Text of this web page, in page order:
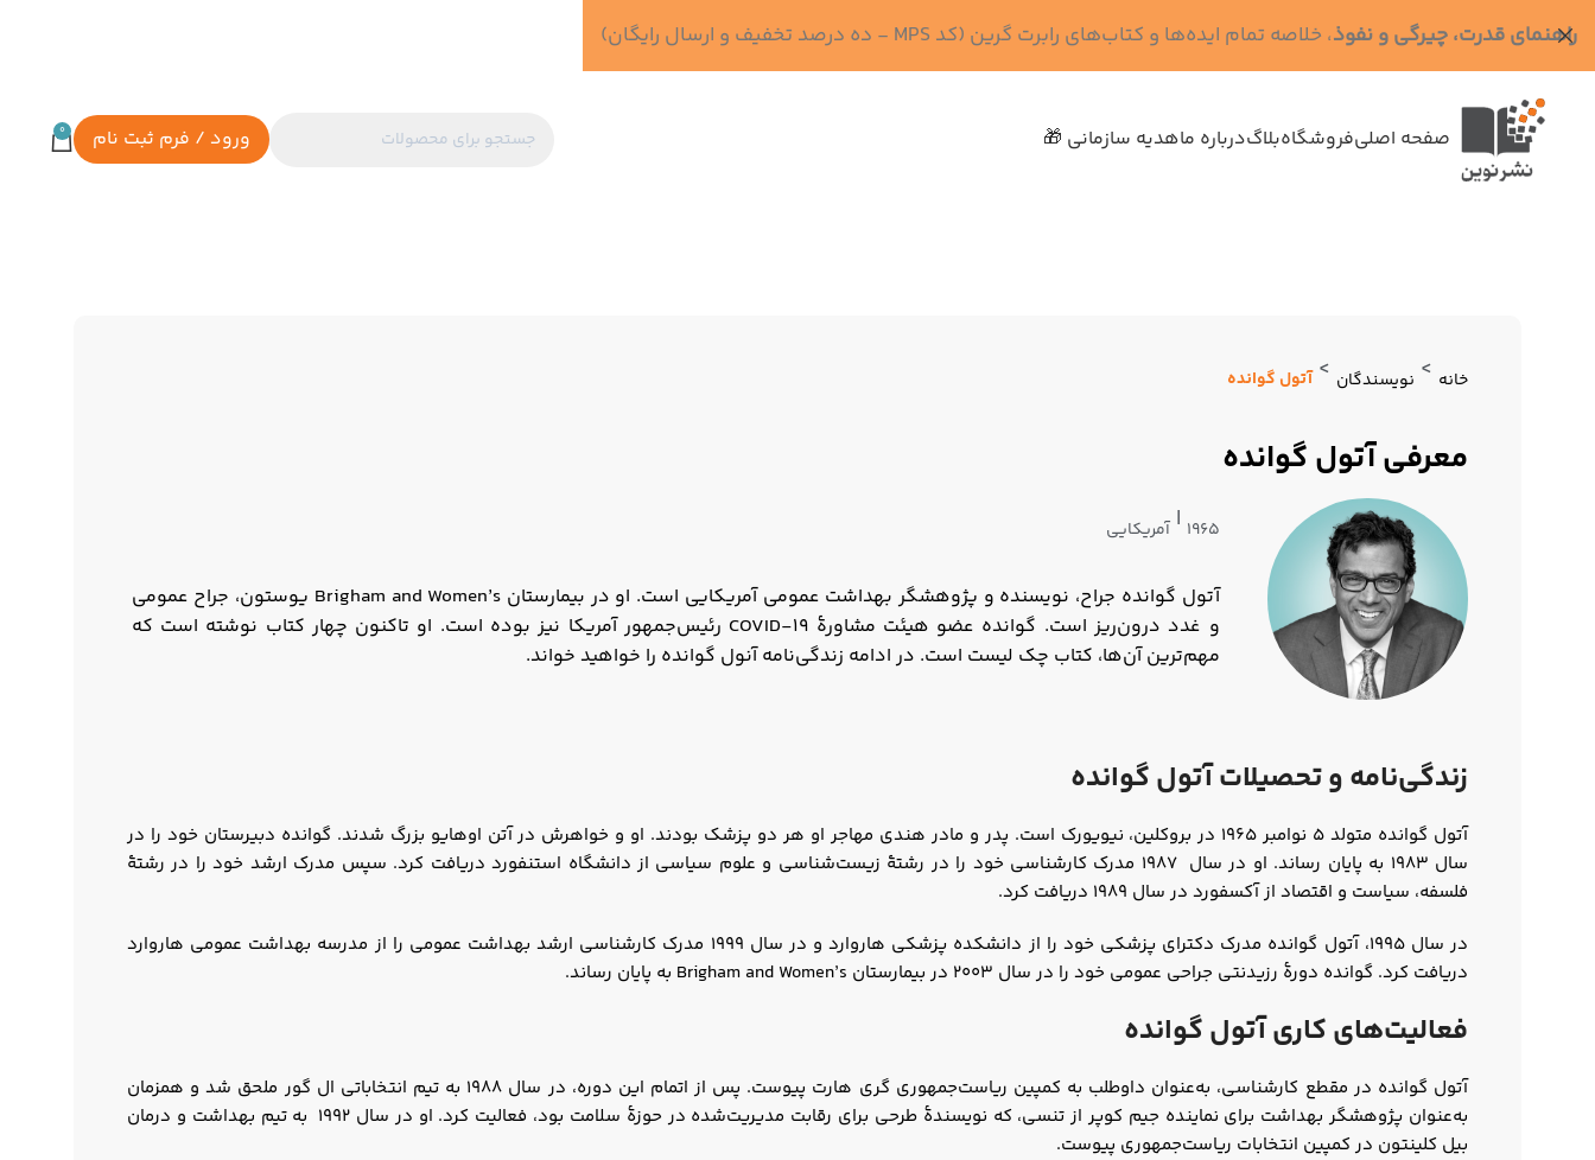
صفحه اصلیفروشگاهبلاگدرباره ماهدیه سازمانی 🎁 ورود / فرم ثبت نام 0
خانه > نویسندگان > آتول گوانده
معرفی آتول گوانده
۱۹۶۵ | آمریکایی
آتول گوانده جراح، نویسنده و پژوهشگر بهداشت عمومی آمریکایی است. او در بیمارستان Brigham and Women’s یوستون، جراح عمومی
و غدد درون‌ریز است. گوانده عضو هیئت مشاورۀ COVID-19 رئیس‌جمهور آمریکا نیز بوده است. او تاکنون چهار کتاب نوشته است که
مهم‌ترین آن‌ها، کتاب چک لیست است. در ادامه زندگی‌نامه آنول گوانده را خواهید خواند.
زندگی‌نامه و تحصیلات آتول گوانده
آتول گوانده متولد ۵ نوامبر ۱۹۶۵ در بروکلین، نیویورک است. پدر و مادر هندی مهاجر او هر دو پزشک بودند. او و خواهرش در آتن اوهایو بزرگ شدند. گوانده دبیرستان خود را در
سال ۱۹۸۳ به پایان رساند. او در سال ۱۹۸۷ مدرک کارشناسی خود را در رشتۀ زیست‌شناسی و علوم سیاسی از دانشگاه استنفورد دریافت کرد. سپس مدرک ارشد خود را در رشتۀ
فلسفه، سیاست و اقتصاد از آکسفورد در سال ۱۹۸۹ دریافت کرد.
در سال ۱۹۹۵، آتول گوانده مدرک دکترای پزشکی خود را از دانشکده پزشکی هاروارد و در سال ۱۹۹۹ مدرک کارشناسی ارشد بهداشت عمومی را از مدرسه بهداشت عمومی هاروارد
دریافت کرد. گوانده دورۀ رزیدنتی جراحی عمومی خود را در سال ۲۰۰۳ در بیمارستان Brigham and Women’s به پایان رساند.
فعالیت‌های کاری آتول گوانده
آتول گوانده در مقطع کارشناسی، به‌عنوان داوطلب به کمپین ریاست‌جمهوری گری هارت پیوست. پس از اتمام این دوره، در سال ۱۹۸۸ به تیم انتخاباتی ال گور ملحق شد و همزمان
به‌عنوان پژوهشگر بهداشت برای نماینده جیم کوپر از تنسی، که نویسندۀ طرحی برای رقابت مدیریت‌شده در حوزۀ سلامت بود، فعالیت کرد. او در سال ۱۹۹۲ به تیم بهداشت و درمان
بیل کلینتون در کمپین انتخابات ریاست‌جمهوری پیوست.
راهنمای قدرت، چیرگی و نفوذ، خلاصه تمام ایده‌ها و کتاب‌های رابرت گرین (کد MPS - ده درصد تخفیف و ارسال رایگان)